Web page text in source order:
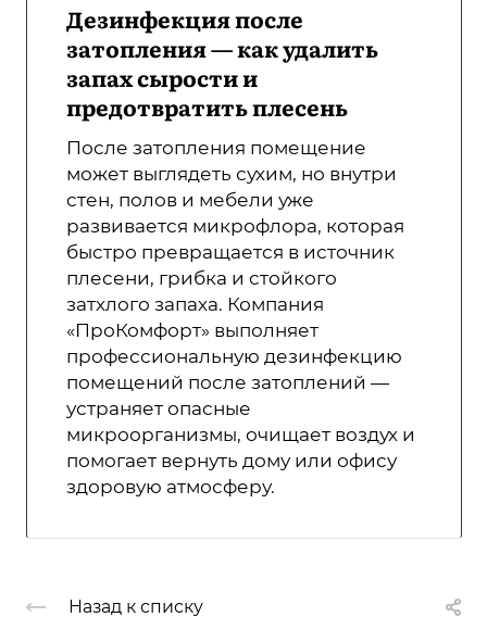
Дезинфекция после
затопления — как удалить
запах сырости и
предотвратить плесень
После затопления помещение
может выглядеть сухим, но внутри
стен, полов и мебели уже
развивается микрофлора, которая
быстро превращается в источник
плесени, грибка и стойкого
затхлого запаха. Компания
«ПроКомфорт» выполняет
профессиональную дезинфекцию
помещений после затоплений —
устраняет опасные
микроорганизмы, очищает воздух и
помогает вернуть дому или офису
здоровую атмосферу.
Назад к списку